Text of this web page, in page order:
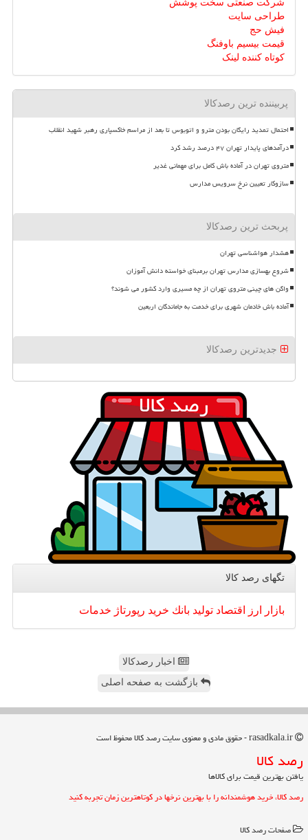
شرکت صنعتی سخت پوشش
طراحی سایت
فیش حج
قیمت بیسیم باوفنگ
کوتاه کننده لینک
پربیننده ترین رصدکالا
احتمال تمدید رایگان بودن مترو و اتوبوس تا بعد از مراسم خاکسپاری رهبر شهید انقلاب
درآمدهای پایدار تهران ۴۷ درصد رشد کرد
متروی تهران در آماده باش کامل برای مهمانی غدیر
سازوکار تعیین نرخ سرویس مدارس
پربحث ترین رصدکالا
هشدار هواشناسی تهران
شروع بهسازی مدارس تهران برمبنای خواسته دانش آموزان
واگن های چینی متروی تهران از چه مسیری وارد کشور می شوند؟
آماده باش خادمان شهری برای خدمت به جاماندگان اربعین
جدیدترین رصدکالا
تگهای رصد كالا
بازار ارز اقتصاد تولید بانك خرید رپورتاژ خدمات
اخبار رصدکالا
بازگشت به صفحه اصلی
رصد كالا
یافتن بهترین قیمت برای کالاها
رصد کالا، خرید هوشمندانه را با بهترین نرخها در کوتاهترین زمان تجربه کنید
صفحات رصد كالا